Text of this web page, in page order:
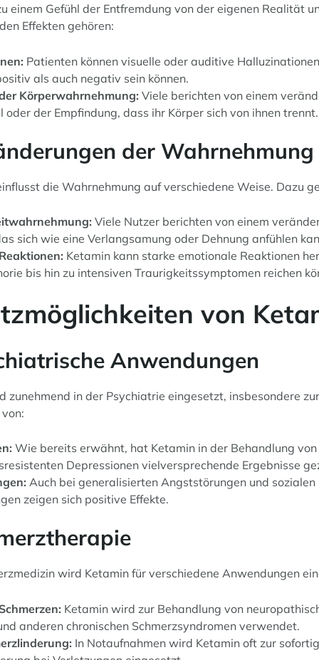
einem Gefühl der Entfremdung von der eigenen Realität
Effekten gehören:
Patienten können visuelle oder auditive
als auch negativ sein können.
Körperwahrnehmung: Viele berichten von einem
oder der Empfindung, dass ihr Körper sich von ihnen trennt.
der Wahrnehmung
die Wahrnehmung auf verschiedene Weise. Dazu
Viele Nutzer berichten von einem
sich wie eine Verlangsamung oder Dehnung anfühlen
Ketamin kann starke emotionale Reaktionen
bis hin zu intensiven Traurigkeitssymptomen reichen
von
Anwendungen
zunehmend in der Psychiatrie eingesetzt, insbesondere zur
Wie bereits erwähnt, hat Ketamin in der Behandlung von
Depressionen vielversprechende Ergebnisse
Auch bei generalisierten Angststörungen und sozialen
zeigen sich positive Effekte.
wird Ketamin für verschiedene Anwendungen
Ketamin wird zur Behandlung von
anderen chronischen Schmerzsyndromen verwendet.
In Notaufnahmen wird Ketamin oft zur